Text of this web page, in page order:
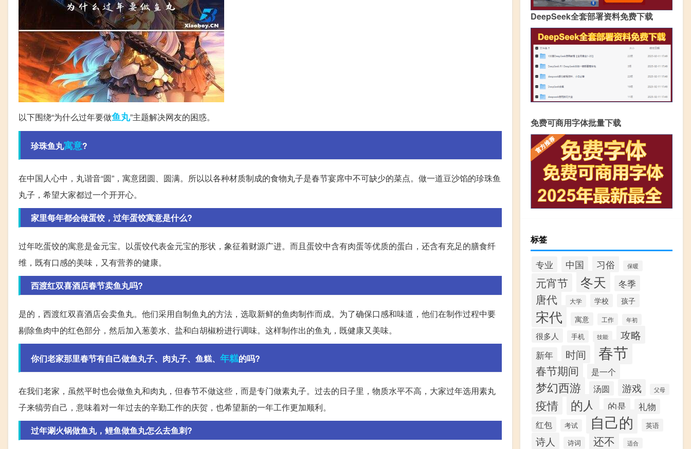
以下围绕“为什么过年要做鱼丸”主题解决网友的困惑。
珍珠鱼丸寓意?
在中国人心中，丸谐音“圆”，寓意团圆、圆满。所以以各种材质制成的食物丸子是春节宴席中不可缺少的菜点。做一道豆沙馅的珍珠鱼
丸子，希望大家都过一个开开心。
家里每年都会做蛋饺，过年蛋饺寓意是什么?
过年吃蛋饺的寓意是金元宝。以蛋饺代表金元宝的形状，象征着财源广进。而且蛋饺中含有肉蛋等优质的蛋白，还含有充足的膳食纤
维，既有口感的美味，又有营养的健康。
西渡红双喜酒店春节卖鱼丸吗?
是的，西渡红双喜酒店会卖鱼丸。他们采用自制鱼丸的方法，选取新鲜的鱼肉制作而成。为了确保口感和味道，他们在制作过程中要
剔除鱼肉中的红色部分，然后加入葱姜水、盐和白胡椒粉进行调味。这样制作出的鱼丸，既健康又美味。
你们老家那里春节有自己做鱼丸子、肉丸子、鱼糕、 年糕的吗?
在我们老家，虽然平时也会做鱼丸和肉丸，但春节不做这些，而是专门做素丸子。过去的日子里，物质水平不高，大家过年选用素丸
子来犒劳自己，意味着对一年过去的辛勤工作的庆贺，也希望新的一年工作更加顺利。
过年涮火锅做鱼丸，鲤鱼做鱼丸怎么去鱼刺?
DeepSeek全套部署资料免费下载
免费可商用字体批量下载
标签
专业 中国 习俗 保暖
元宵节 冬天 冬季
唐代 大学 学校 孩子
宋代 寓意 工作 年初
很多人 手机 技能 攻略
新年 时间 春节
春节期间 是一个
梦幻西游 汤圆 游戏 父母
疫情 的人 的是
礼物
红包
考试 自己的 英语
诗人 诗词 还不 适合